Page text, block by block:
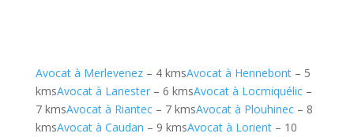
Avocat à Merlevenez– 4 kmsAvocat à Hennebont– 5
kmsAvocat à Lanester– 6 kmsAvocat à Locmiquélic–
7 kmsAvocat à Riantec– 7 kmsAvocat à Plouhinec– 8
kmsAvocat à Caudan – 9 kmsAvocat à Lorient– 10